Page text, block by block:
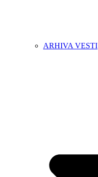
ARHIVA VESTI